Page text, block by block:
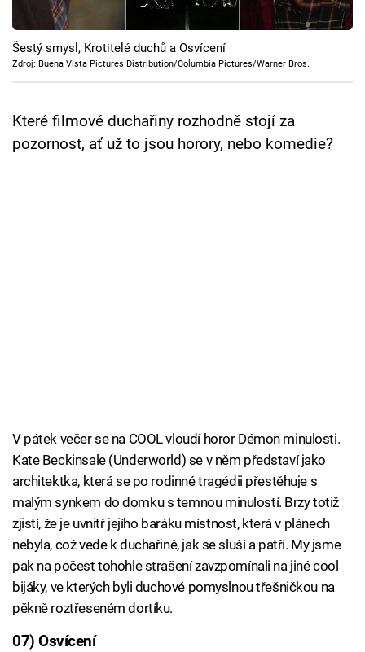
Cool Esport
Pořady
Sledujte prima+
Šestý smysl, Krotitelé duchů a Osvícení
Zdroj: Buena Vista Pictures Distribution/Columbia Pictures/Warner Bros.
Které filmové duchařiny rozhodně stojí za
pozornost, ať už to jsou horory, nebo komedie?
V pátek večer se na COOL vloudí horor Démon minulosti.
Kate Beckinsale (Underworld) se v něm představí jako
architektka, která se po rodinné tragédii přestěhuje s
malým synkem do domku s temnou minulostí. Brzy totiž
zjistí, že je uvnitř jejího baráku místnost, která v plánech
nebyla, což vede k duchařině, jak se sluší a patří. My jsme
pak na počest tohohle strašení zavzpomínali na jiné cool
bijáky, ve kterých byli duchové pomyslnou třešničkou na
pěkně roztřeseném dortíku.
07) Osvícení